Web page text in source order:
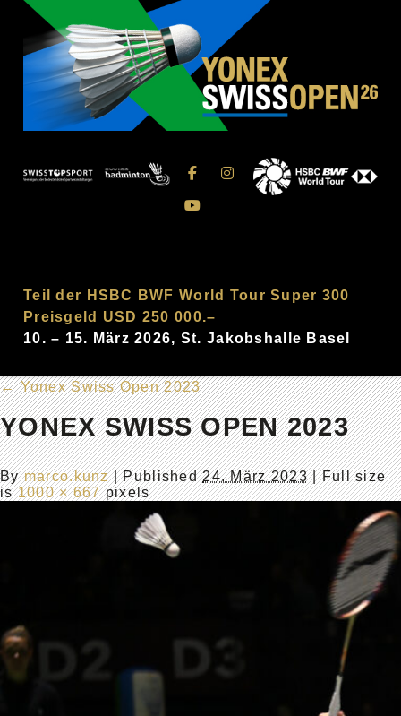
Teil der HSBC BWF World Tour Super 300
Preisgeld USD 250 000.–
10. – 15. März 2026, St. Jakobshalle Basel
←Yonex Swiss Open 2023
YONEX SWISS OPEN 2023
Bymarco.kunz |Published24. März 2023| Full size
is1000 × 667pixels